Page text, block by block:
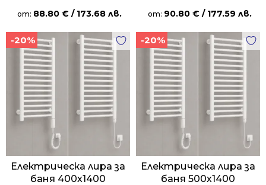
от: 88.80 € / 173.68 лв. от: 90.80 € / 177.59 лв.
-20%
Електрическа лира за
баня 400х1400
-20%
Електрическа лира за
баня 500х1400